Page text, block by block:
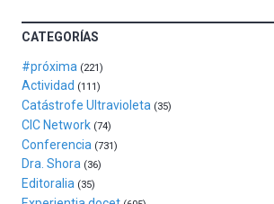
edición
Bilbo
Zientzia
Plaza
(BZP),
un
llenará
CATEGORÍAS
#próxima (221)
Actividad (111)
Catástrofe Ultravioleta (35)
CIC Network (74)
Conferencia (731)
Dra. Shora (36)
Editoralia (35)